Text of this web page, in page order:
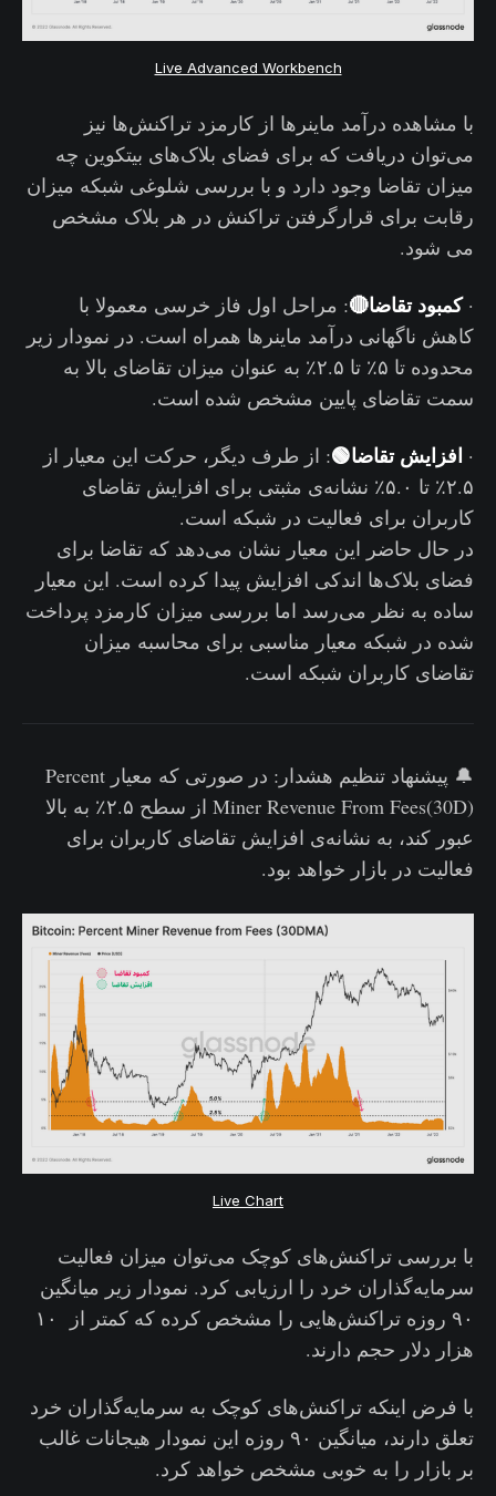
Live Advanced Workbench
با مشاهده درآمد ماینرها از کارمزد تراکنش‌ها نیز
می‌توان دریافت که برای فضای بلاک‌های بیتکوین چه
میزان تقاضا وجود دارد و با بررسی شلوغی شبکه میزان
رقابت برای قرارگرفتن تراکنش در هر بلاک مشخص
می شود.
·کمبود تقاضا🔴: مراحل اول فاز خرسی معمولا با
کاهش ناگهانی درآمد ماینرها همراه است. در نمودار زیر
محدوده تا ۵٪ تا ۲.۵٪ به عنوان میزان تقاضای بالا به
سمت تقاضای پایین مشخص شده است.
· افزایش تقاضا🟢: از طرف دیگر، حرکت این معیار از
۲.۵٪ تا ۵.۰٪ نشانه‌ی مثبتی برای افزایش تقاضای
کاربران برای فعالیت در شبکه است.
در حال حاضر این معیار نشان می‌دهد که تقاضا برای
فضای بلاک‌ها اندکی افزایش پیدا کرده است. این معیار
ساده به نظر می‌رسد اما بررسی میزان کارمزد پرداخت
شده در شبکه معیار مناسبی برای محاسبه میزان
تقاضای کاربران شبکه است.
🔔 پیشنهاد تنظیم هشدار: در صورتی که معیار Percent
Miner Revenue From Fees(30D) از سطح ۲.۵٪ به بالا
عبور کند، به نشانه‌ی افزایش تقاضای کاربران برای
فعالیت در بازار خواهد بود.
Live Chart
با بررسی تراکنش‌های کوچک می‌توان میزان فعالیت
سرمایه‌گذاران خرد را ارزیابی کرد. نمودار زیر میانگین
۹۰ روزه تراکنش‌هایی را مشخص کرده که کمتر از ۱۰
هزار دلار حجم دارند.
با فرض اینکه تراکنش‌های کوچک به سرمایه‌گذاران خرد
تعلق دارند، میانگین ۹۰ روزه این نمودار هیجانات غالب
بر بازار را به خوبی مشخص خواهد کرد.